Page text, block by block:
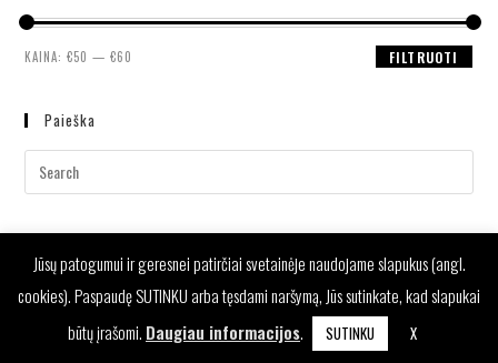
FILTRUOTI
KAINA:€50 —€60
Paieška
Jūsų patogumui ir geresnei patirčiai svetainėje naudojame slapukus (angl.
cookies). Paspaudę SUTINKU arba tęsdami naršymą, Jūs sutinkate, kad slapukai
būtų įrašomi. Daugiau informacijos. SUTINKU X